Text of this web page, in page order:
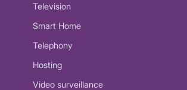
Television
Smart Home
Telephony
Hosting
Video surveillance